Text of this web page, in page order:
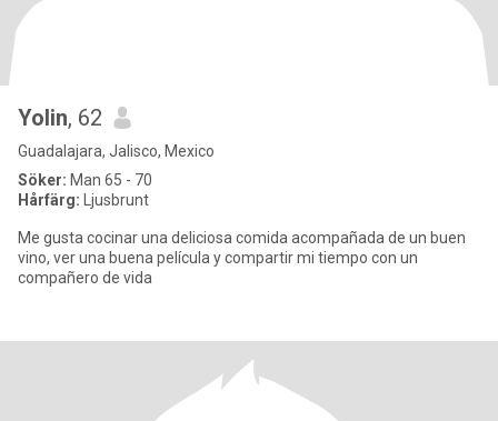
Yolin, 62
Guadalajara, Jalisco, Mexico
Söker: Man 65 - 70
Hårfärg: Ljusbrunt
Me gusta cocinar una deliciosa comida acompañada de un buen
vino, ver una buena película y compartir mi tiempo con un
compañero de vida